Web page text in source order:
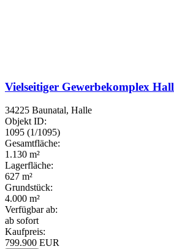
Vielseitiger Gewerbekomplex
34225 Baunatal, Halle
Objekt ID:
1095 (1/1095)
Gesamtfläche:
1.130 m²
Lagerfläche:
627 m²
Grundstück:
4.000 m²
Verfügbar ab:
ab sofort
Kaufpreis:
799.900 EUR